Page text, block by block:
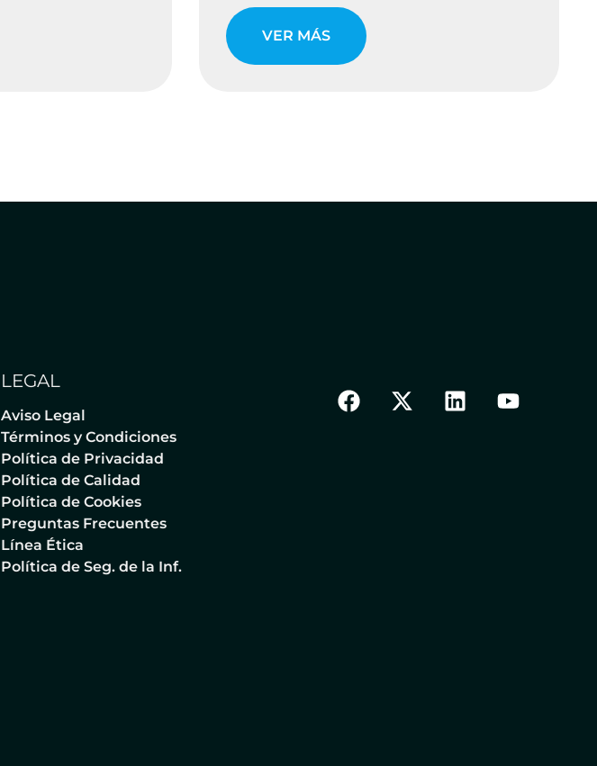
VER MÁS
LEGAL
Aviso Legal
Términos y Condiciones
Política de Privacidad
Política de Calidad
Política de Cookies
Preguntas Frecuentes
Línea Ética
Política de Seg. de la Inf.